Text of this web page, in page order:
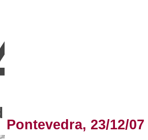
Pontevedra, 23/12/07